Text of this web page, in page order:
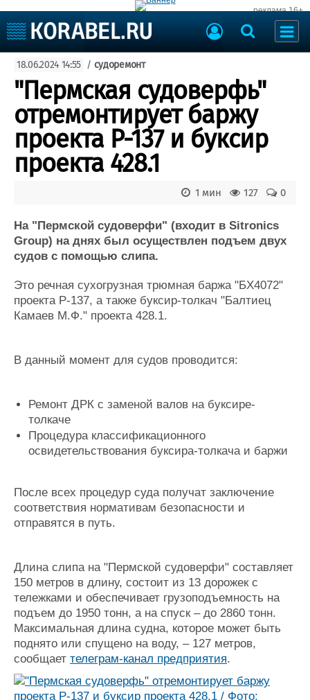
реклама 16+
Судоходство
Судоремонт
События
Пресс-релизы
Порты
Рыболовство
Образование
Яхты и катера
Еще
Пульс
Новости
Компании
Работа
Крюинг
Журнал
Доска объявлений
Продажа флота
Оборудование
Материалы
Услуги
Выставки и семинары
Личности
Словарь
Галерея флота
Отзывы
Все службы
18.06.2024 14:55 / судоремонт
"Пермская судоверфь"
отремонтирует баржу
проекта Р-137 и буксир
проекта 428.1
0
127
1 мин
На "Пермской судоверфи" (входит в Sitronics
Group) на днях был осуществлен подъем двух
судов с помощью слипа.
Это речная сухогрузная трюмная баржа "БХ4072"
проекта Р-137, а также буксир-толкач "Балтиец
Камаев М.Ф." проекта 428.1.
В данный момент для судов проводится:
Ремонт ДРК с заменой валов на буксире-
толкаче
Процедура классификационного
освидетельствования буксира-толкача и баржи
После всех процедур суда получат заключение
соответствия нормативам безопасности и
отправятся в путь.
Длина слипа на "Пермской судоверфи" составляет
150 метров в длину, состоит из 13 дорожек с
тележками и обеспечивает грузоподъемность на
подъем до 1950 тонн, а на спуск – до 2860 тонн.
Максимальная длина судна, которое может быть
поднято или спущено на воду, – 127 метров,
сообщает телеграм-канал предприятия.